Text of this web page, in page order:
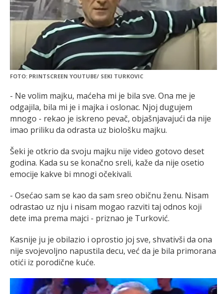
FOTO: PRINTSCREEN YOUTUBE/ SEKI TURKOVIC
- Ne volim majku, maćeha mi je bila sve. Ona me je
odgajila, bila mi je i majka i oslonac. Njoj dugujem
mnogo - rekao je iskreno pevač, objašnjavajući da nije
imao priliku da odrasta uz biološku majku.
Šeki je otkrio da svoju majku nije video gotovo deset
godina. Kada su se konačno sreli, kaže da nije osetio
emocije kakve bi mnogi očekivali.
- Osećao sam se kao da sam sreo običnu ženu. Nisam
odrastao uz nju i nisam mogao razviti taj odnos koji
dete ima prema majci - priznao je Turković.
Kasnije ju je obilazio i oprostio joj sve, shvativši da ona
nije svojevoljno napustila decu, već da je bila primorana
otići iz porodične kuće.